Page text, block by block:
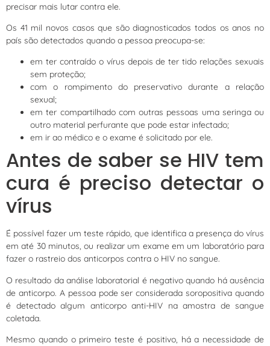
precisar mais lutar contra ele.
Os 41 mil novos casos que são diagnosticados todos os anos no
país são detectados quando a pessoa preocupa-se:
em ter contraído o vírus depois de ter tido relações sexuais
sem proteção;
com o rompimento do preservativo durante a relação
sexual;
em ter compartilhado com outras pessoas uma seringa ou
outro material perfurante que pode estar infectado;
em ir ao médico e o exame é solicitado por ele.
Antes de saber se HIV tem
cura é preciso detectar o
vírus
É possível fazer um teste rápido, que identifica a presença do vírus
em até 30 minutos, ou realizar um exame em um laboratório para
fazer o rastreio dos anticorpos contra o HIV no sangue.
O resultado da análise laboratorial é negativo quando há ausência
de anticorpo. A pessoa pode ser considerada soropositiva quando
é detectado algum anticorpo anti-HIV na amostra de sangue
coletada.
Mesmo quando o primeiro teste é positivo, há a necessidade de